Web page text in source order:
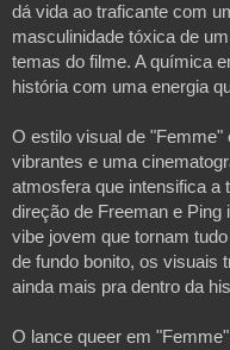
dá vida ao traficante com
masculinidade tóxica de
temas do filme. A química
história com uma energia
O estilo visual de
vibrantes e uma
atmosfera que intensifica a
direção de Freeman e
vibe jovem que tornam
de fundo bonito, os visuais
ainda mais pra dentro da
O lance queer em